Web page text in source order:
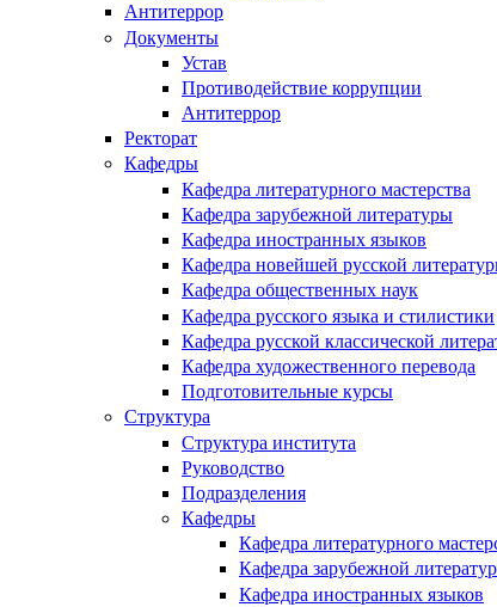
Антитеррор
Документы
Устав
Противодействие коррупции
Антитеррор
Ректорат
Кафедры
Кафедра литературного мастерства
Кафедра зарубежной литературы
Кафедра иностранных языков
Кафедра новейшей русской
Кафедра общественных наук
Кафедра русского языка и стилистики
Кафедра русской классической
Кафедра художественного перевода
Подготовительные курсы
Структура
Структура института
Руководство
Подразделения
Кафедры
Кафедра литературного
Кафедра зарубежной
Кафедра иностранных языков